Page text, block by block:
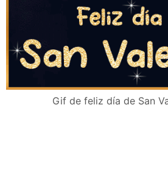
Gif de feliz día de San